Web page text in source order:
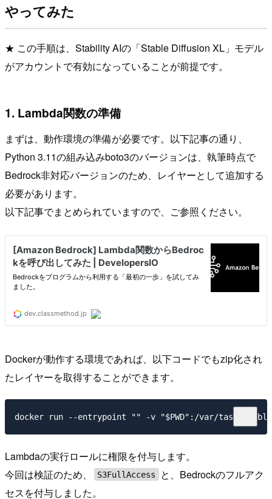
やってみた
★ この手順は、Stability AIの「Stable Diffusion XL」モデル
がアカウントで有効になっていることが前提です。
1. Lambda関数の準備
まずは、動作環境の準備が必要です。以下記事の通り、
Python 3.11の組み込みboto3のバージョンは、執筆時点で
Bedrock非対応バージョンのため、レイヤーとして追加する
必要があります。
以下記事でまとめられていますので、ご参照ください。
Dockerが動作する環境であれば、以下コードでもzip化され
たレイヤーを取得することができます。
Lambdaの実行ロールに権限を付与します。
今回は検証のため、
S3FullAccess
と、Bedrockのフルアク
セスを付与しました。